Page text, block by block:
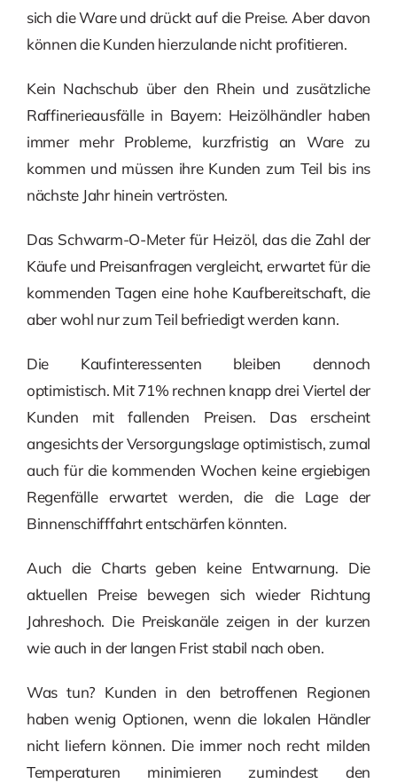
sich die Ware und drückt auf die Preise. Aber davon
können die Kunden hierzulande nicht profitieren.
Kein Nachschub über den Rhein und zusätzliche
Raffinerieausfälle in Bayern: Heizölhändler haben
immer mehr Probleme, kurzfristig an Ware zu
kommen und müssen ihre Kunden zum Teil bis ins
nächste Jahr hinein vertrösten.
Das Schwarm-O-Meter für Heizöl, das die Zahl der
Käufe und Preisanfragen vergleicht, erwartet für die
kommenden Tagen eine hohe Kaufbereitschaft, die
aber wohl nur zum Teil befriedigt werden kann.
Die Kaufinteressenten bleiben dennoch
optimistisch. Mit 71% rechnen knapp drei Viertel der
Kunden mit fallenden Preisen. Das erscheint
angesichts der Versorgungslage optimistisch, zumal
auch für die kommenden Wochen keine ergiebigen
Regenfälle erwartet werden, die die Lage der
Binnenschifffahrt entschärfen könnten.
Auch die Charts geben keine Entwarnung. Die
aktuellen Preise bewegen sich wieder Richtung
Jahreshoch. Die Preiskanäle zeigen in der kurzen
wie auch in der langen Frist stabil nach oben.
Was tun? Kunden in den betroffenen Regionen
haben wenig Optionen, wenn die lokalen Händler
nicht liefern können. Die immer noch recht milden
Temperaturen minimieren zumindest den